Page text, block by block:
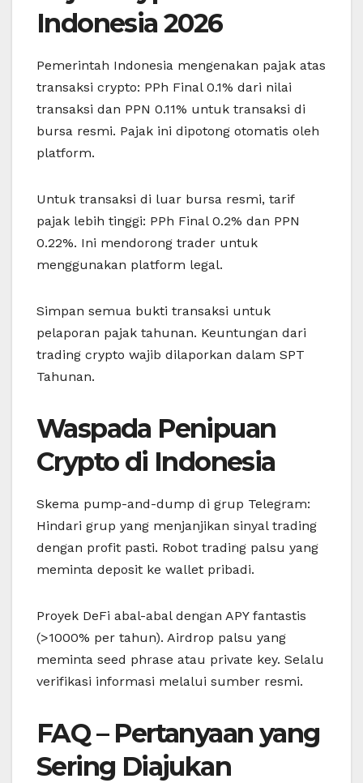
Indonesia 2026
Pemerintah Indonesia mengenakan pajak atas
transaksi crypto: PPh Final 0.1% dari nilai
transaksi dan PPN 0.11% untuk transaksi di
bursa resmi. Pajak ini dipotong otomatis oleh
platform.
Untuk transaksi di luar bursa resmi, tarif
pajak lebih tinggi: PPh Final 0.2% dan PPN
0.22%. Ini mendorong trader untuk
menggunakan platform legal.
Simpan semua bukti transaksi untuk
pelaporan pajak tahunan. Keuntungan dari
trading crypto wajib dilaporkan dalam SPT
Tahunan.
Waspada Penipuan
Crypto di Indonesia
Skema pump-and-dump di grup Telegram:
Hindari grup yang menjanjikan sinyal trading
dengan profit pasti. Robot trading palsu yang
meminta deposit ke wallet pribadi.
Proyek DeFi abal-abal dengan APY fantastis
(>1000% per tahun). Airdrop palsu yang
meminta seed phrase atau private key. Selalu
verifikasi informasi melalui sumber resmi.
FAQ – Pertanyaan yang
Sering Diajukan